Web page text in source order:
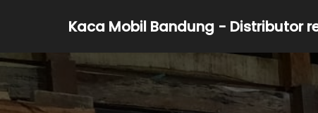
Kaca Mobil Bandung - Distributor